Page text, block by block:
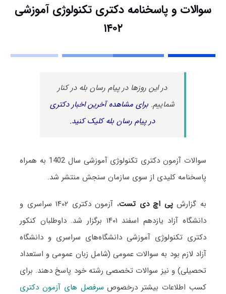
سوالات و پاسخنامه دکتری تکنولوژی آموزشی
۱۴۰۲
در این روزها در پیام رسان بله در کنار
شماییم.برای مشاهده آخرین اخبار دکتری
در پیام رسان بله کلیک کنید.
سوالات آزمون دکتری تکنولوژی آموزشی سال 1402 به همراه
پاسخنامه کلیدی از سوی سازمان سنجش منتشر شد.
به گزارشپی اچ دی تست
، آزمون دکتری ۱۴۰۲ سراسری و
دانشگاه آزاد یازدهم اسفند ۱۴۰۱ برگزار شد. داوطلبان کنکور
دکتری تکنولوژی آموزشی دانشگاه‌های سراسری و دانشگاه
آزاد لازم بود به سوالات عمومی (شامل زبان عمومی و استعداد
تحصیلی) و نیز سوالات تخصصی رشته خود پاسخ دهند. برای
کسب اطلاعات بیشتر درخصوص سرفصل های آزمون دکتری